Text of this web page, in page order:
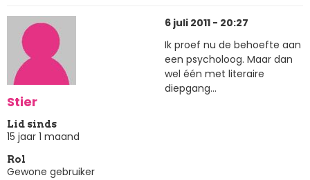
Stier
Lid sinds
15 jaar 1 maand
Rol
Gewone gebruiker
6 juli 2011 - 20:27
Ik proef nu de behoefte aan
een psycholoog. Maar dan
wel één met literaire
diepgang...